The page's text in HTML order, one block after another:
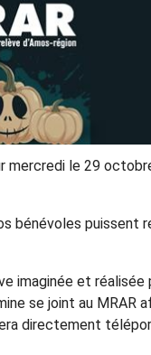
mercredi le 29
bénévoles puissent
imaginée et réalisée
se joint au MRAR
directement